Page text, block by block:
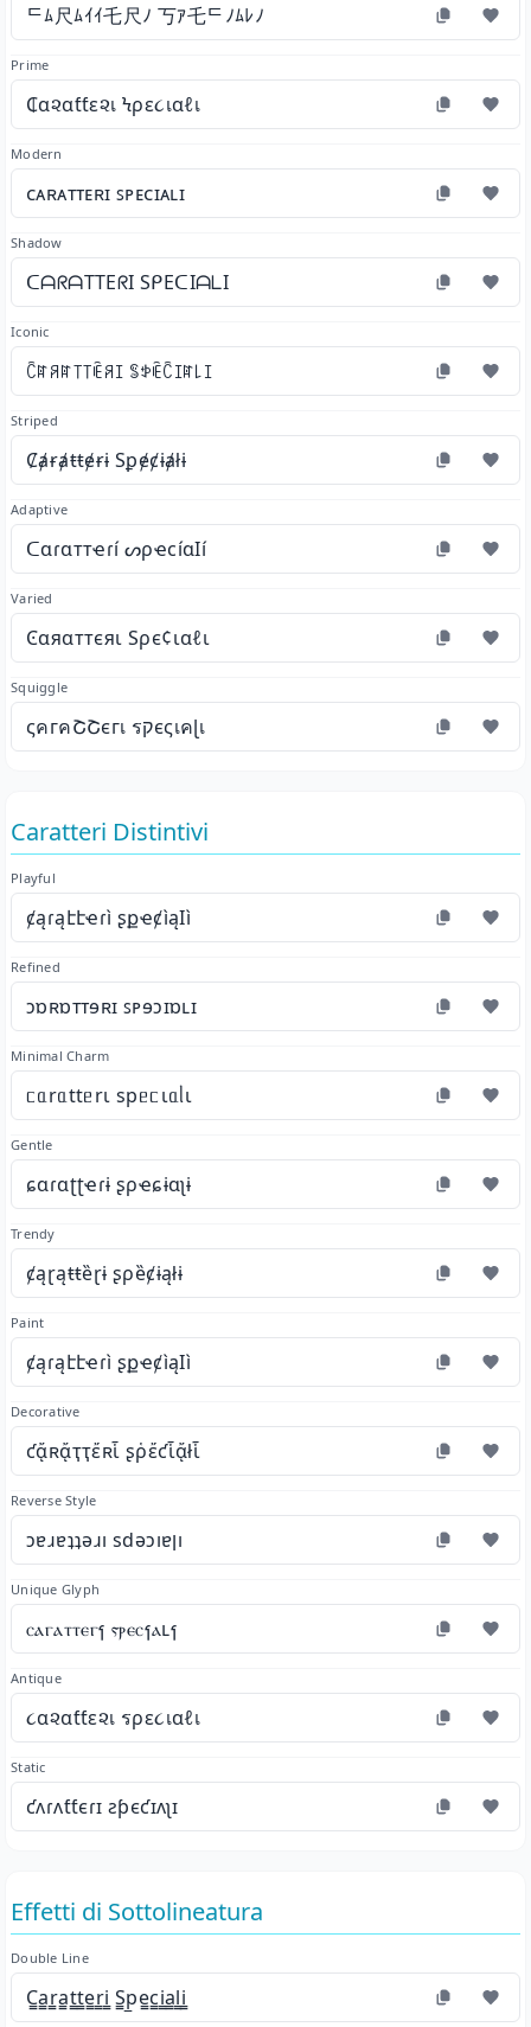
ᄃﾑ尺ﾑｲｲ乇尺ﾉ 丂ｱ乇ᄃﾉﾑﾚﾉ
Prime
₵α૨αƭƭε૨เ Ϟρε૮เαℓเ
Modern
ᴄᴀʀᴀᴛᴛᴇʀɪ ꜱᴘᴇᴄɪᴀʟɪ
Shadow
ᑕᗩᖇᗩTTEᖇI SᑭEᑕIᗩᒪI
Iconic
ꉓꍏꋪꍏ꓄꓄ꍟꋪꀤ ꌚꉣꍟꉓꀤꍏ꒒ꀤ
Striped
Ȼⱥɍⱥŧŧɇɍɨ Sꝑɇȼɨⱥłɨ
Adaptive
ᑕɑɾɑттҽɾí ᔕρҽϲíɑӀí
Varied
Ͼαяαттєяι Ѕρє¢ιαℓι
Squiggle
ςคгคՇՇєгเ รקєςเคɭเ
Caratteri Distintivi
Playful
ȼąɾąէէҽɾì ʂքҽȼìąӀì
Refined
ɔɒʀɒᴛᴛɘʀɪ ꜱᴘɘɔɪɒʟɪ
Minimal Charm
ᥴᥲrᥲttᥱrι spᥱᥴιᥲᥣι
Gentle
ɕɑɾɑʈʈҽɾɨ ʂρҽɕɨɑʅɨ
Trendy
ȼąɽąŧŧȅɽɨ ʂρȅȼɨąłɨ
Paint
ȼąɾąէէҽɾì ʂքҽȼìąӀì
Decorative
ƈᾄʀᾄҭҭἔʀἷ ʂῥἔƈἷᾄłἷ
Reverse Style
ɔɐɹɐʇʇǝɹı sdǝɔıɐןı
Unique Glyph
ⲥⲁⲅⲁⲧⲧⲉⲅⳕ ⲋⲣⲉⲥⳕⲁⳑⳕ
Antique
૮α૨αƭƭε૨เ รρε૮เαℓเ
Static
ƈʌɾʌƭƭєɾɪ ƨƥєƈɪʌʅɪ
Effetti di Sottolineatura
Double Line
C̳a̳r̳a̳t̳t̳e̳r̳i̳ S̳p̳e̳c̳i̳a̳l̳i̳